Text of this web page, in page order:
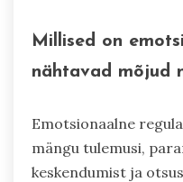
Millised on
nähtavad mõjud
Emotsionaalne
mängu tulemusi,
keskendumist ja